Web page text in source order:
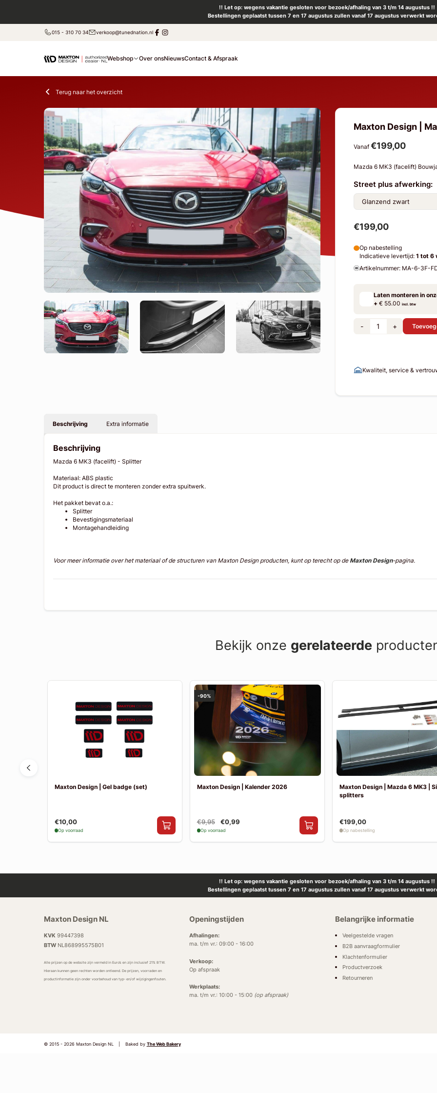
!! Let op: wegens vakantie gesloten voor bezoek/afhaling van 3 t/m 14 augustus !!
Bestellingen geplaatst tussen 7 en 17 augustus zullen vanaf 17 augustus verwerkt
015 - 310 70 34 verkoop@tunednation.nl
Webshop Over onsNieuwsContact & Afspraak
Terug naar het overzicht
Maxton Design |
Vanaf €199,00
Mazda 6 MK3 (facelift)
Street plus afwerking:
€199,00
Op nabestelling
Indicatieve levertijd: 1 tot 6
Artikelnummer: MA-6-3F-
Laten monteren in
+€ 55.00 incl. btw
- +
Kwaliteit, service &
Beschrijving Extra informatie
Beschrijving
Mazda 6 MK3 (facelift) - Splitter
Materiaal: ABS plastic
Dit product is direct te monteren zonder extra spuitwerk.
Het pakket bevat o.a.:
Splitter
Bevestigingsmateriaal
Montagehandleiding
Voor meer informatie over het materiaal of de structuren van Maxton Design producten, kunt op terecht op deMaxton Design-pagina.
Bekijk onze gerelateerde
Maxton Design | Gel badge (set)
€10,00
Op voorraad
-90%
Maxton Design | Kalender 2026
€9,95 €0,99
Op voorraad
Maxton Design | Mazda 6 MK3 |
splitters
€199,00
Op nabestelling
!! Let op: wegens vakantie gesloten voor bezoek/afhaling van 3 t/m 14 augustus !!
Bestellingen geplaatst tussen 7 en 17 augustus zullen vanaf 17 augustus verwerkt
Maxton Design NL
KVK 99447398
BTWNL868995575B01
Alle prijzen op de website zijn vermeld in Euro’s en zijn inclusief 21% BTW.
Hieraan kunnen geen rechten worden ontleend. De prijzen, voorraden en
productinformatie zijn onder voorbehoud van typ- en/of wijzigingenfouten.
Openingstijden
Afhalingen:
ma. t/m vr.: 09:00 - 16:00
Verkoop:
Op afspraak
Werkplaats:
ma. t/m vr.: 10:00 - 15:00 (op afspraak)
Belangrijke informatie
Veelgestelde vragen
B2B aanvraagformulier
Klachtenformulier
Productverzoek
Retourneren
© 2015 - 2026 Maxton Design NL Baked by The Web Bakery